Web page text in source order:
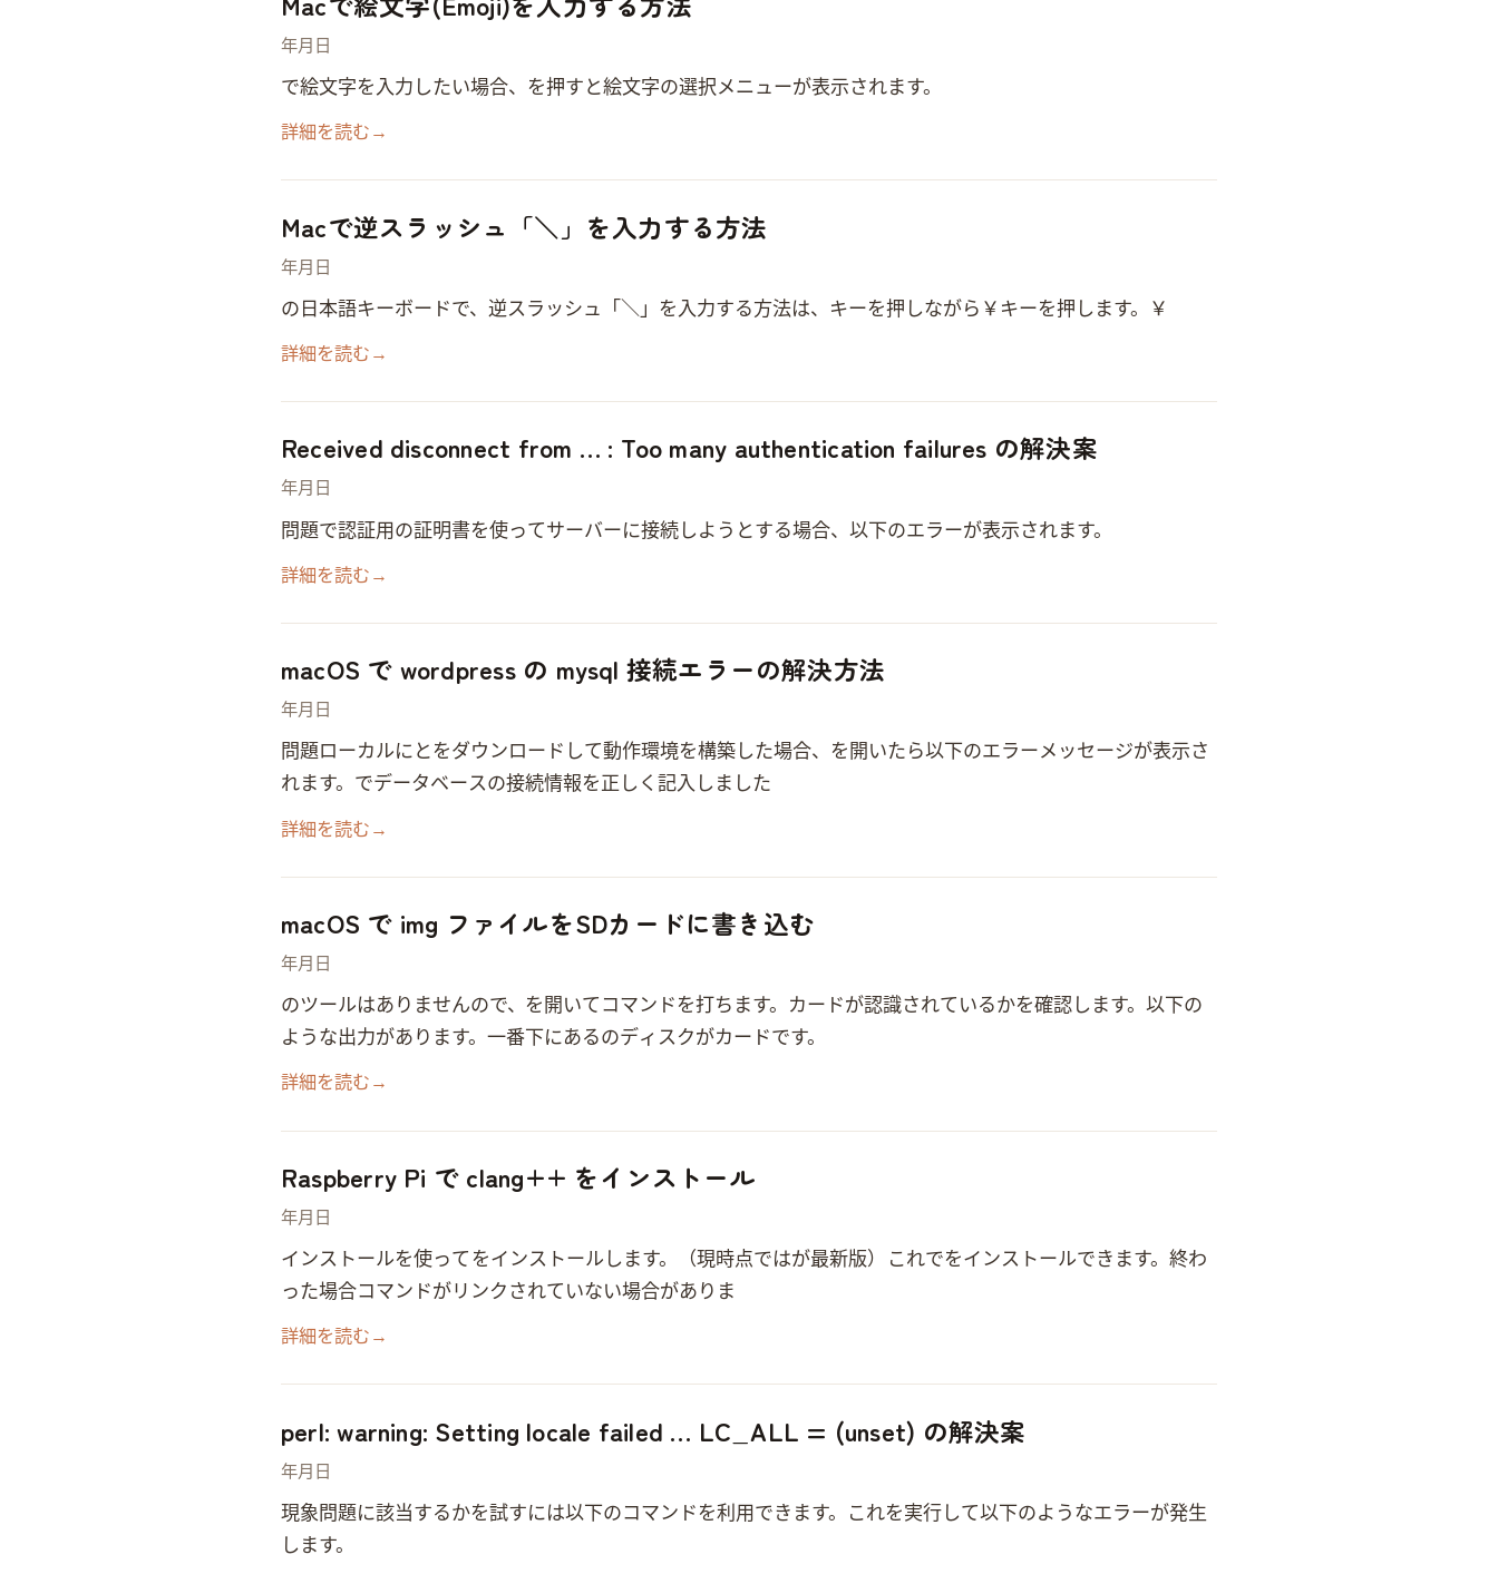
2019年10月31日
Macで絵文字(Emoji)を入力したい場合、 Ctrl + Command + Space を押すと絵文字の選択メニューが表示されます。???
詳細を読む →
Macで逆スラッシュ「＼」を入力する方法
2019年8月6日
Macの日本語キーボードで、逆スラッシュ「＼」を入力する方法は、optionキーを押しながら￥キーを押します。 Alt+￥
詳細を読む →
Received disconnect from … : Too many authentication failures の解決案
2019年7月25日
問題 SSHで認証用の証明書を使ってサーバーに接続しようとする場合、以下のエラーが表示されます。 Received disconnect from 52.196.174.79 port 22:2: Too many authentication failuresDisconnected from 52.196.174.…
詳細を読む →
macOS で wordpress の mysql 接続エラーの解決方法
2019年1月16日
問題 ローカルに wordpress と mysql をダウンロードして動作環境を構築した場合、wordpress を開いたら以下のエラーメッセージが表示さ
れます。 Error establishing a database connection wp-config.php でデータベースの接続情報を正しく記入しました…
詳細を読む →
macOS で img ファイルをSDカードに書き込む
2018年11月21日
GUIのツールはありませんので、Terminal を開いてコマンドを打ちます。 SDカードが認識されているかを確認します。 sudo diskutil list 以下の
ような出力があります。一番下にある 32GB のディスクがSDカードです。
詳細を読む →
Raspberry Pi で clang++ をインストール
2018年11月19日
インストール apt-get を使って clang-4.0 をインストールします。（現時点では 4.0 が最新版） sudo apt-get update sudo apt-get install clang-4.0 これで clang++ をインストールできます。 終わ
った場合コマンドがリンクされていない場合がありま…
詳細を読む →
perl: warning: Setting locale failed … LC_ALL = (unset) の解決案
2018年11月16日
現象 問題に該当するかを試すには以下のコマンドを利用できます。 perl -e exit これを実行して以下のようなエラーが発生
します。 perl: warning: Setting locale failed. perl: warning: Please check that your locale settings…